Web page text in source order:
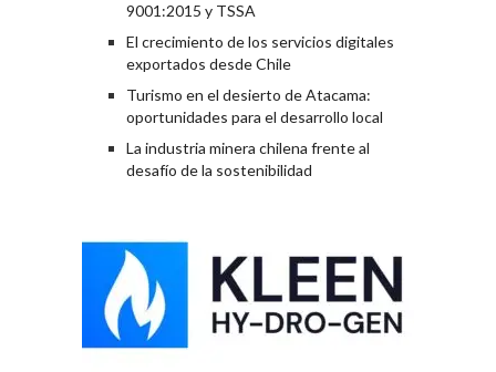
9001:2015 y TSSA
El crecimiento de los servicios digitales
exportados desde Chile
Turismo en el desierto de Atacama:
oportunidades para el desarrollo local
La industria minera chilena frente al
desafío de la sostenibilidad